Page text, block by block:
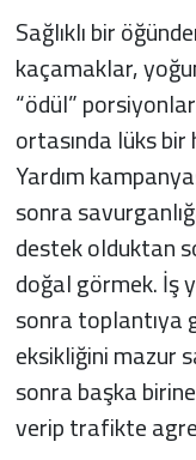
Sağlıklı bir
kaçamaklar,
“ödül”
ortasında lüks
Yardım
sonra
destek olduktan
doğal görmek. İş
sonra toplantıya
eksikliğini mazur
sonra başka
verip trafikte